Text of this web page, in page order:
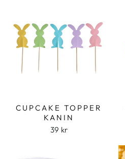
CUPCAKE TOPPER
KANIN
39 kr